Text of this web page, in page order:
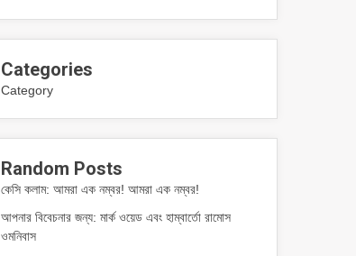
Categories
Category
Random Posts
কেসি কলাম: আমরা এক নম্বর! আমরা এক নম্বর!
আপনার বিবেচনার জন্য: মার্ক ওয়েড এবং হাম্বার্তো রামোস
ওমনিবাস